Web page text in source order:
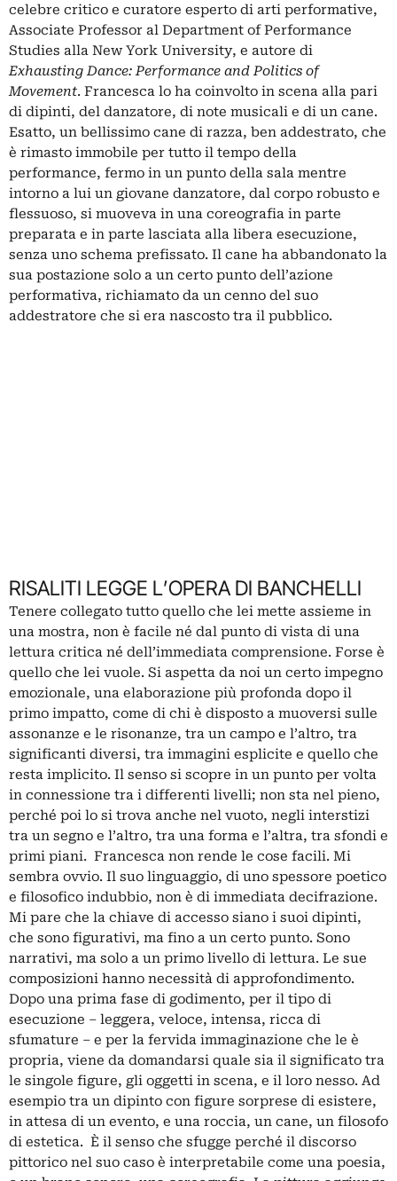
celebre critico e curatore esperto di arti performative,
Associate Professor al Department of Performance
Studies alla New York University, e autore di
Exhausting Dance: Performance and Politics of
Movement. Francesca lo ha coinvolto in scena alla pari
di dipinti, del danzatore, di note musicali e di un cane.
Esatto, un bellissimo cane di razza, ben addestrato, che
è rimasto immobile per tutto il tempo della
performance, fermo in un punto della sala mentre
intorno a lui un giovane danzatore, dal corpo robusto e
flessuoso, si muoveva in una coreografia in parte
preparata e in parte lasciata alla libera esecuzione,
senza uno schema prefissato. Il cane ha abbandonato la
sua postazione solo a un certo punto dell’azione
performativa, richiamato da un cenno del suo
addestratore che si era nascosto tra il pubblico.
RISALITI LEGGE L’OPERA DI BANCHELLI
Tenere collegato tutto quello che lei mette assieme in
una mostra, non è facile né dal punto di vista di una
lettura critica né dell’immediata comprensione. Forse è
quello che lei vuole. Si aspetta da noi un certo impegno
emozionale, una elaborazione più profonda dopo il
primo impatto, come di chi è disposto a muoversi sulle
assonanze e le risonanze, tra un campo e l’altro, tra
significanti diversi, tra immagini esplicite e quello che
resta implicito. Il senso si scopre in un punto per volta
in connessione tra i differenti livelli; non sta nel pieno,
perché poi lo si trova anche nel vuoto, negli interstizi
tra un segno e l’altro, tra una forma e l’altra, tra sfondi e
primi piani. Francesca non rende le cose facili. Mi
sembra ovvio. Il suo linguaggio, di uno spessore poetico
e filosofico indubbio, non è di immediata decifrazione.
Mi pare che la chiave di accesso siano i suoi dipinti,
che sono figurativi, ma fino a un certo punto. Sono
narrativi, ma solo a un primo livello di lettura. Le sue
composizioni hanno necessità di approfondimento.
Dopo una prima fase di godimento, per il tipo di
esecuzione – leggera, veloce, intensa, ricca di
sfumature – e per la fervida immaginazione che le è
propria, viene da domandarsi quale sia il significato tra
le singole figure, gli oggetti in scena, e il loro nesso. Ad
esempio tra un dipinto con figure sorprese di esistere,
in attesa di un evento, e una roccia, un cane, un filosofo
di estetica. È il senso che sfugge perché il discorso
pittorico nel suo caso è interpretabile come una poesia,